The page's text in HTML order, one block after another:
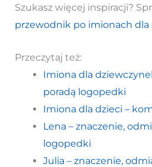
Szukasz więcej inspiracji?
przewodnik po imionach dla
Przeczytaj też:
Imiona dla
poradą logopedki
Imiona dla dzieci –
Lena – znaczenie,
logopedki
Julia – znaczenie,